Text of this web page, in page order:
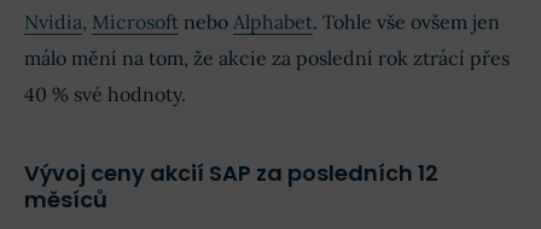
Nvidia, Microsoft nebo Alphabet. Tohle vše ovšem jen
málo mění na tom, že akcie za poslední rok ztrácí přes
40 % své hodnoty.
Vývoj ceny akcií SAP za posledních 12
měsíců